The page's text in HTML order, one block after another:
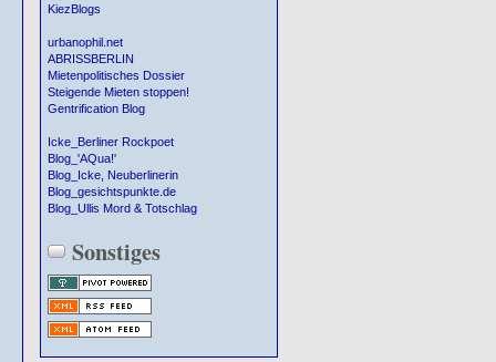
KiezBlogs
urbanophil.net
ABRISSBERLIN
Mietenpolitisches Dossier
Steigende Mieten stoppen!
Gentrification Blog
Icke_Berliner Rockpoet
Blog_'AQua!'
Blog_Icke, Neuberlinerin
Blog_gesichtspunkte.de
Blog_Ullis Mord & Totschlag
Sonstiges